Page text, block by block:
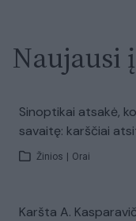
Naujausi
Sinoptikai atsakė,
savaitę: karščiai
Žinios Orai
Karšta A.